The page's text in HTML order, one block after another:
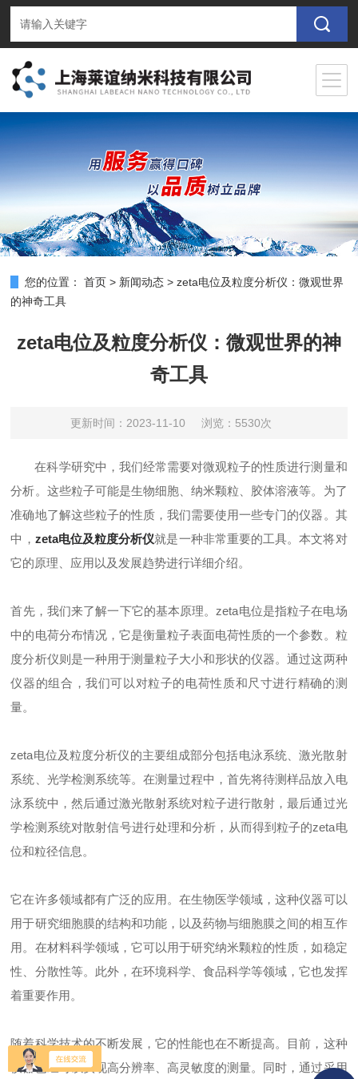
您的位置： 首页 > 新闻动态 >zeta电位及粒度分析仪：微观世界
的神奇工具
zeta电位及粒度分析仪：微观世界的神
奇工具
更新时间：2023-11-10 浏览：5530次
在科学研究中，我们经常需要对微观粒子的性质进行测量和
分析。这些粒子可能是生物细胞、纳米颗粒、胶体溶液等。为了
准确地了解这些粒子的性质，我们需要使用一些专门的仪器。其
中， zeta电位及粒度分析仪就是一种非常重要的工具。本文将对
它的原理、应用以及发展趋势进行详细介绍。
首先，我们来了解一下它的基本原理。zeta电位是指粒子在电场
中的电荷分布情况，它是衡量粒子表面电荷性质的一个参数。粒
度分析仪则是一种用于测量粒子大小和形状的仪器。通过这两种
仪器的组合，我们可以对粒子的电荷性质和尺寸进行精确的测
量。
zeta电位及粒度分析仪的主要组成部分包括电泳系统、激光散射
系统、光学检测系统等。在测量过程中，首先将待测样品放入电
泳系统中，然后通过激光散射系统对粒子进行散射，最后通过光
学检测系统对散射信号进行处理和分析，从而得到粒子的zeta电
位和粒径信息。
它在许多领域都有广泛的应用。在生物医学领域，这种仪器可以
用于研究细胞膜的结构和功能，以及药物与细胞膜之间的相互作
用。在材料科学领域，它可以用于研究纳米颗粒的性质，如稳定
性、分散性等。此外，在环境科学、食品科学等领域，它也发挥
着重要作用。
随着科学技术的不断发展，它的性能也在不断提高。目前，这种
仪器已经可以实现高分辨率、高灵敏度的测量。同时，通过采用